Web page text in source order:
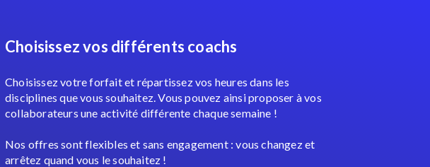
Choisissez vos différents coachs
Choisissez votre forfait et répartissez vos heures dans les
disciplines que vous souhaitez. Vous pouvez ainsi proposer à vos
collaborateurs une activité différente chaque semaine !
Nos offres sont flexibles et sans engagement : vous changez et
arrêtez quand vous le souhaitez !